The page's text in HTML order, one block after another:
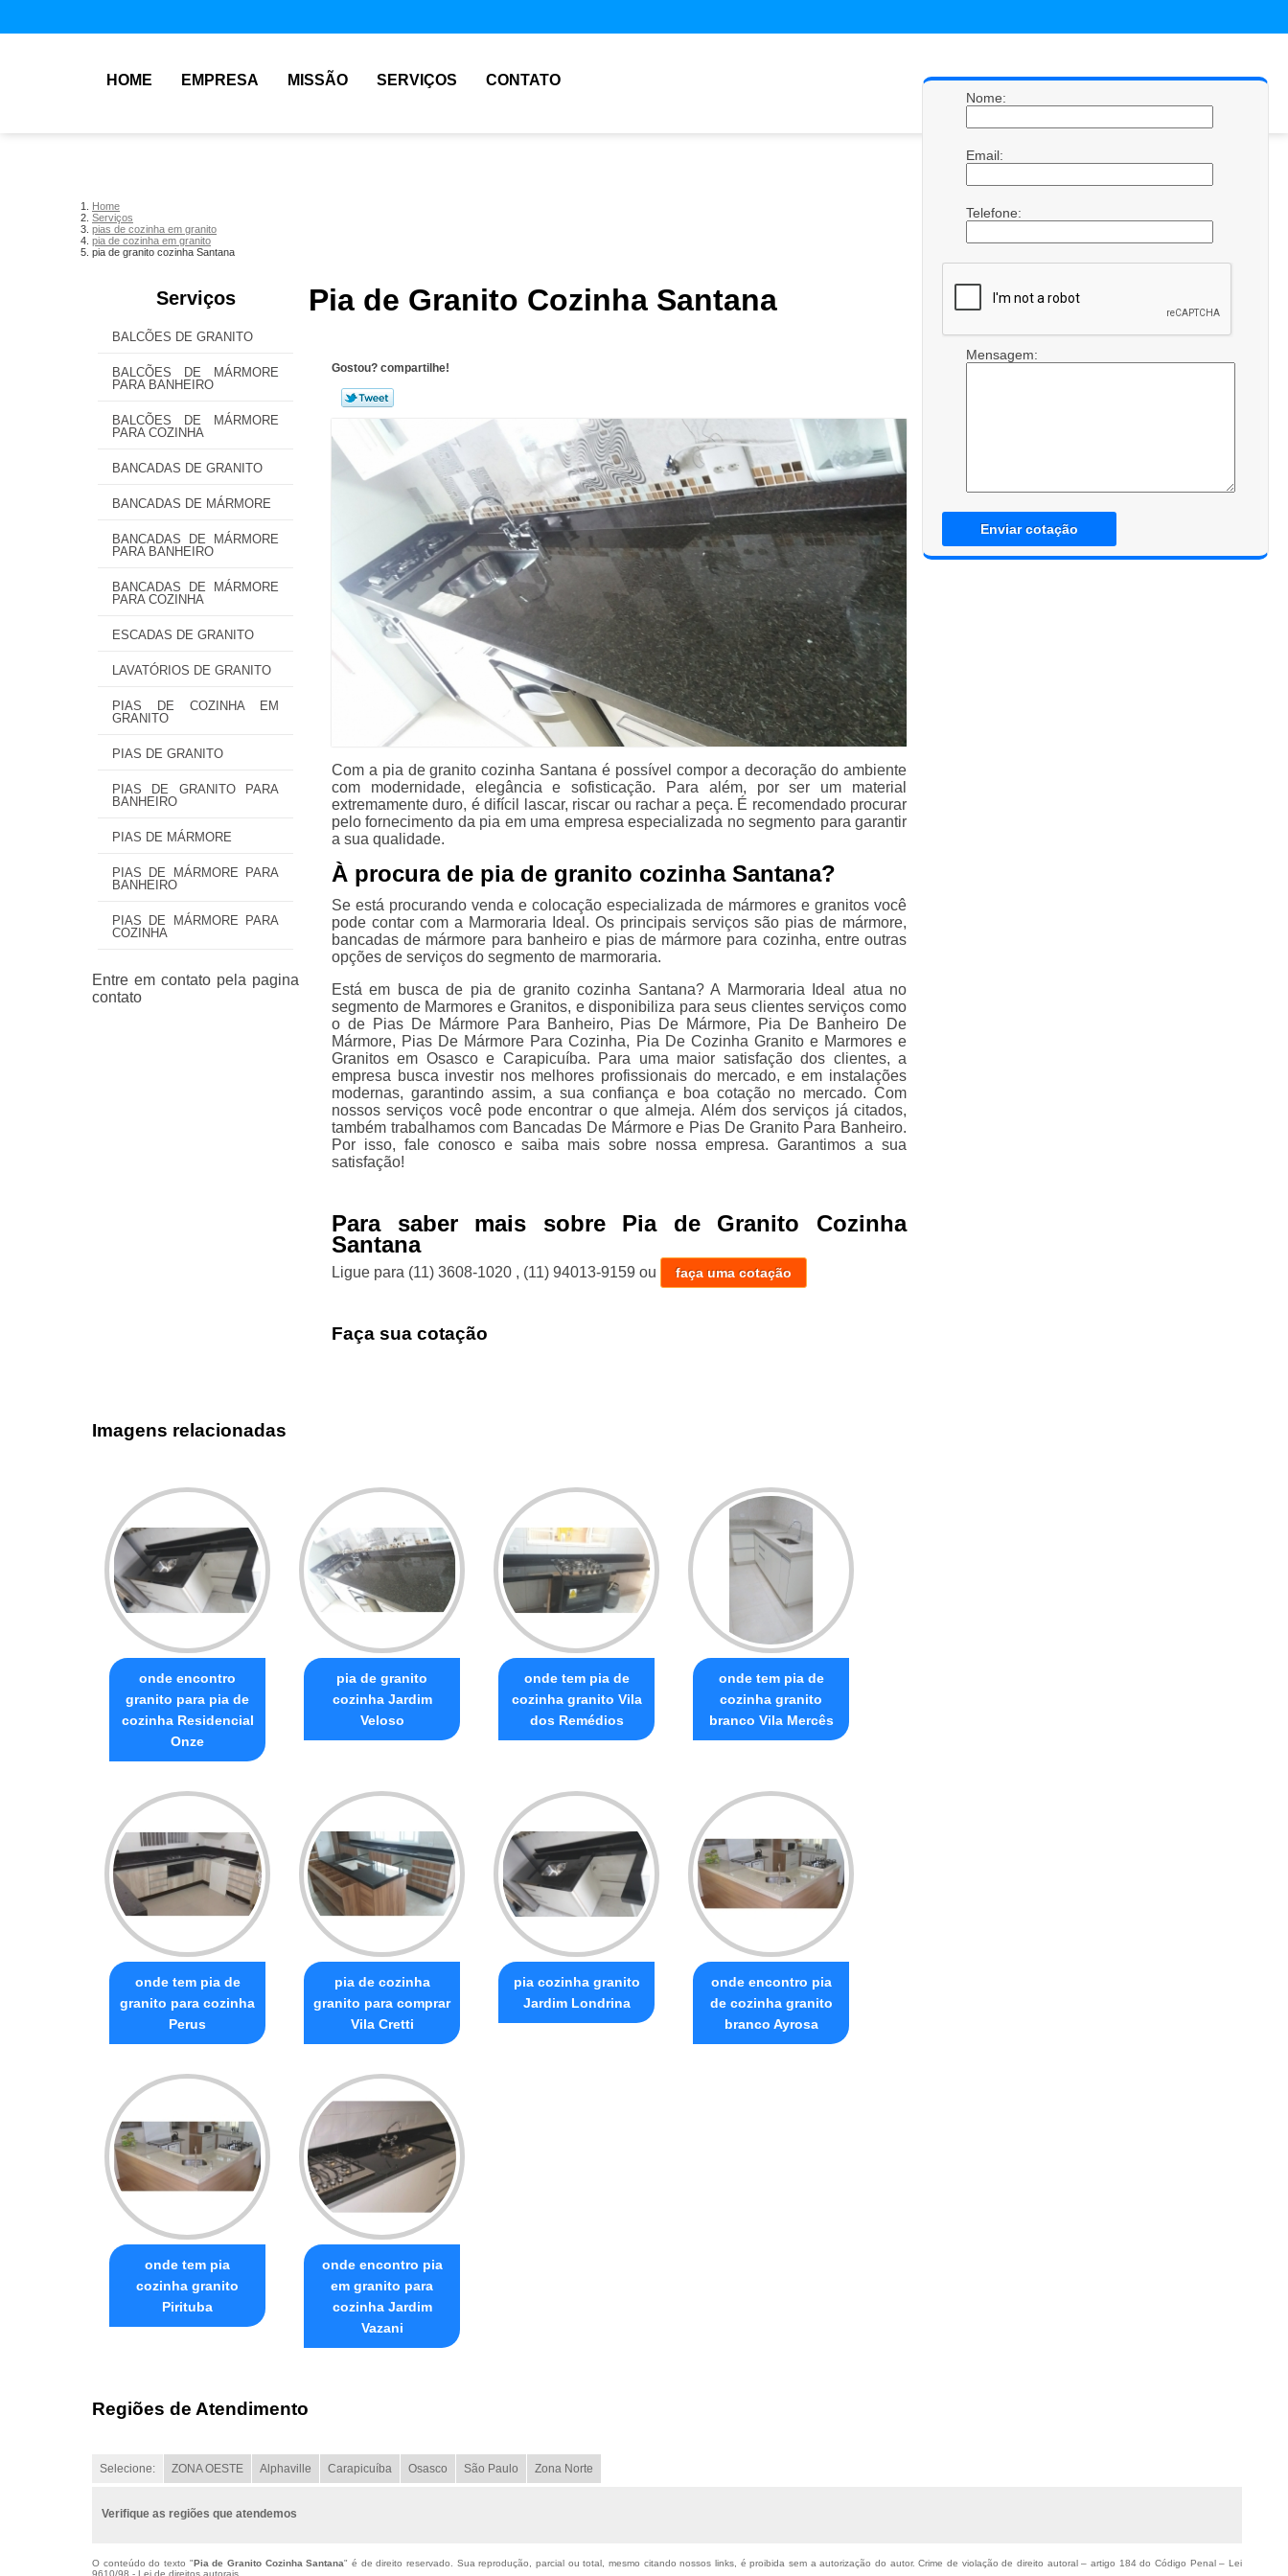
HOME EMPRESA MISSÃO SERVIÇOS CONTATO
Home
Serviços
pias de cozinha em granito
pia de cozinha em granito
pia de granito cozinha Santana
Serviços
BALCÕES DE GRANITO
BALCÕES DE MÁRMORE
PARA BANHEIRO
BALCÕES DE MÁRMORE
PARA COZINHA
BANCADAS DE GRANITO
BANCADAS DE MÁRMORE
BANCADAS DE MÁRMORE
PARA BANHEIRO
BANCADAS DE MÁRMORE
PARA COZINHA
ESCADAS DE GRANITO
LAVATÓRIOS DE GRANITO
PIAS DE COZINHA EM
GRANITO
PIAS DE GRANITO
PIAS DE GRANITO PARA
BANHEIRO
PIAS DE MÁRMORE
PIAS DE MÁRMORE PARA
BANHEIRO
PIAS DE MÁRMORE PARA
COZINHA
Pia de Granito Cozinha Santana
Gostou? compartilhe!
Com a pia de granito cozinha Santana é possível compor a decoração do ambiente
com modernidade, elegância e sofisticação. Para além, por ser um material
extremamente duro, é difícil lascar, riscar ou rachar a peça. É recomendado procurar
pelo fornecimento da pia em uma empresa especializada no segmento para garantir
a sua qualidade.
À procura de pia de granito cozinha Santana?
Se está procurando venda e colocação especializada de mármores e granitos você
pode contar com a Marmoraria Ideal. Os principais serviços são pias de mármore,
bancadas de mármore para banheiro e pias de mármore para cozinha, entre outras
opções de serviços do segmento de marmoraria.
Está em busca de pia de granito cozinha Santana? A Marmoraria Ideal atua no
segmento de Marmores e Granitos, e disponibiliza para seus clientes serviços como
o de Pias De Mármore Para Banheiro, Pias De Mármore, Pia De Banheiro De
Mármore, Pias De Mármore Para Cozinha, Pia De Cozinha Granito e Marmores e
Granitos em Osasco e Carapicuíba. Para uma maior satisfação dos clientes, a
empresa busca investir nos melhores profissionais do mercado, e em instalações
modernas, garantindo assim, a sua confiança e boa cotação no mercado. Com
nossos serviços você pode encontrar o que almeja. Além dos serviços já citados,
também trabalhamos com Bancadas De Mármore e Pias De Granito Para Banheiro.
Por isso, fale conosco e saiba mais sobre nossa empresa. Garantimos a sua
satisfação!
Para saber mais sobre Pia de Granito Cozinha
Santana
Ligue para (11) 3608-1020 , (11) 94013-9159 ou faça uma cotação
Faça sua cotação
Nome:
Email:
Telefone:
Mensagem:
Enviar cotação
Imagens relacionadas
onde encontro
granito para pia de
cozinha Residencial
Onze
pia de granito
cozinha Jardim
Veloso
onde tem pia de
cozinha granito Vila
dos Remédios
onde tem pia de
cozinha granito
branco Vila Mercês
onde tem pia de
granito para cozinha
Perus
pia de cozinha
granito para comprar
Vila Cretti
pia cozinha granito
Jardim Londrina
onde encontro pia
de cozinha granito
branco Ayrosa
onde tem pia
cozinha granito
Pirituba
onde encontro pia
em granito para
cozinha Jardim
Vazani
Regiões de Atendimento
Selecione: ZONA OESTE Alphaville Carapicuíba Osasco São Paulo Zona Norte
Verifique as regiões que atendemos
O conteúdo do texto "Pia de Granito Cozinha Santana" é de direito reservado. Sua reprodução, parcial ou total, mesmo citando nossos links, é proibida sem a autorização do autor. Crime de violação de direito autoral – artigo 184 do Código Penal –Lei
9610/98 - Lei de direitos autorais